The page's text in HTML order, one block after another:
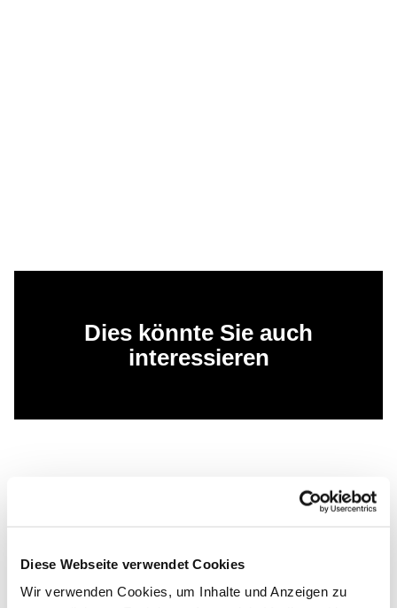
Diese Webseite verwendet Cookies
Wir verwenden Cookies, um Inhalte und Anzeigen zu
Dies könnte Sie auch
interessieren